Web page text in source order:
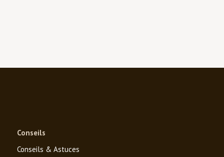
Conseils
Conseils & Astuces